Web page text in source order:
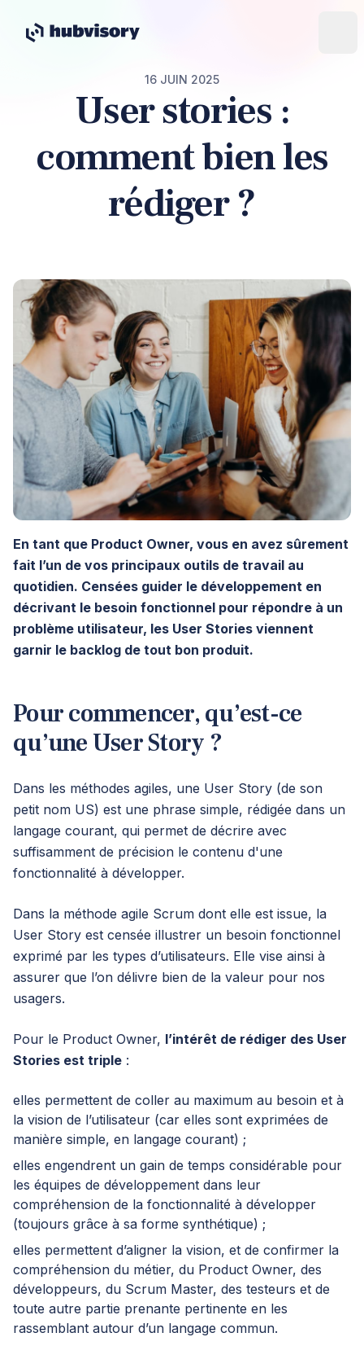
16 JUIN 2025
User stories :
comment bien les
rédiger ?
En tant que Product Owner, vous en avez sûrement
fait l’un de vos principaux outils de travail au
quotidien. Censées guider le développement en
décrivant le besoin fonctionnel pour répondre à un
problème utilisateur, les User Stories viennent
garnir le backlog de tout bon produit.
Pour commencer, qu’est-ce
qu’une User Story ?
Dans les méthodes agiles, une User Story (de son
petit nom US) est une phrase simple, rédigée dans un
langage courant, qui permet de décrire avec
suffisamment de précision le contenu d'une
fonctionnalité à développer.
Dans la méthode agile Scrum dont elle est issue, la
User Story est censée illustrer un besoin fonctionnel
exprimé par les types d’utilisateurs. Elle vise ainsi à
assurer que l’on délivre bien de la valeur pour nos
usagers.
Pour le Product Owner, l’intérêt de rédiger des User
Stories est triple :
elles permettent de coller au maximum au besoin et à
la vision de l’utilisateur (car elles sont exprimées de
manière simple, en langage courant) ;
elles engendrent un gain de temps considérable pour
les équipes de développement dans leur
compréhension de la fonctionnalité à développer
(toujours grâce à sa forme synthétique) ;
elles permettent d’aligner la vision, et de confirmer la
compréhension du métier, du Product Owner, des
développeurs, du Scrum Master, des testeurs et de
toute autre partie prenante pertinente en les
rassemblant autour d’un langage commun.